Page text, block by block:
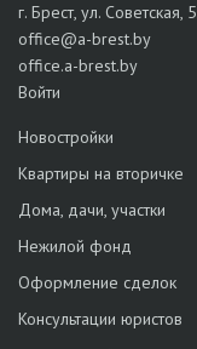
г. Брест, ул. Советская,
office@a-brest.by
office.a-brest.by
Войти
Новостройки
Квартиры на вторичке
Дома, дачи, участки
Нежилой фонд
Оформление сделок
Консультации юристов